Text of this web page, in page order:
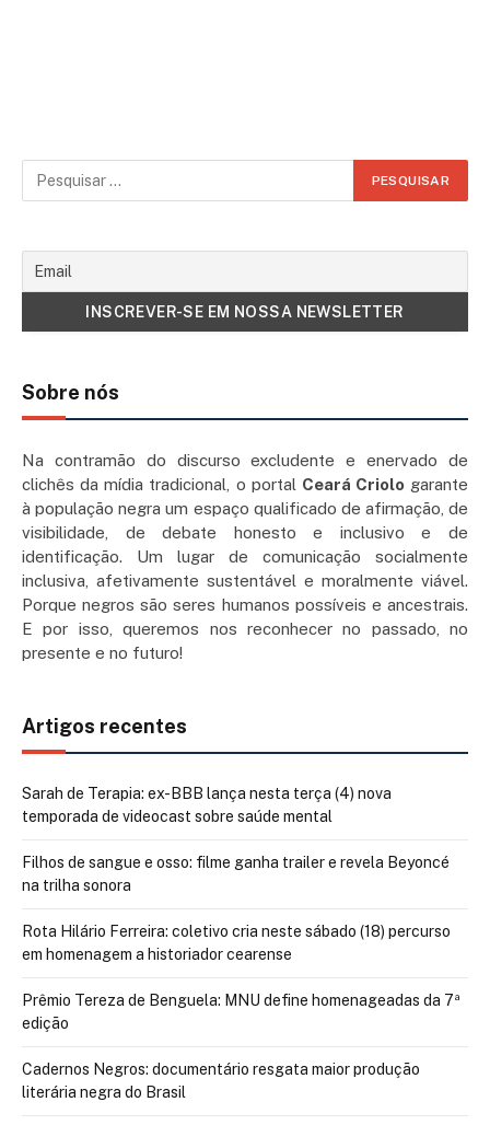
Sobre nós
Na contramão do discurso excludente e enervado de
clichês da mídia tradicional, o portal Ceará Criolo garante
à população negra um espaço qualificado de afirmação, de
visibilidade, de debate honesto e inclusivo e de
identificação. Um lugar de comunicação socialmente
inclusiva, afetivamente sustentável e moralmente viável.
Porque negros são seres humanos possíveis e ancestrais.
E por isso, queremos nos reconhecer no passado, no
presente e no futuro!
Artigos recentes
Sarah de Terapia: ex-BBB lança nesta terça (4) nova
temporada de videocast sobre saúde mental
Filhos de sangue e osso: filme ganha trailer e revela Beyoncé
na trilha sonora
Rota Hilário Ferreira: coletivo cria neste sábado (18) percurso
em homenagem a historiador cearense
Prêmio Tereza de Benguela: MNU define homenageadas da 7ª
edição
Cadernos Negros: documentário resgata maior produção
literária negra do Brasil